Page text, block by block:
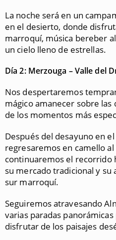
La noche será en un
en el desierto, donde
marroquí, música bereber
un cielo lleno de estrellas.
Día 2: Merzouga – Valle del
Nos despertaremos
mágico amanecer sobre las
de los momentos más
Después del desayuno en
regresaremos en camello
continuaremos el recorrido
su mercado tradicional y
sur marroquí.
Seguiremos atravesando
varias paradas
disfrutar de los paisajes